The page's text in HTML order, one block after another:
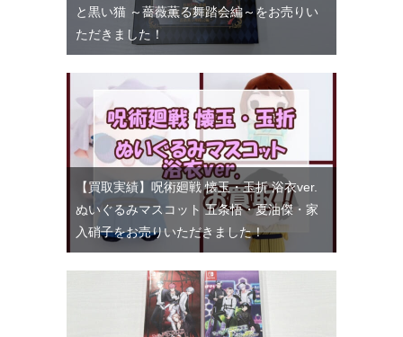
と黒い猫 ～薔薇薫る舞踏会編～をお売りい
ただきました！
【買取実績】呪術廻戦 懐玉・玉折 浴衣ver.
ぬいぐるみマスコット 五条悟・夏油傑・家
入硝子をお売りいただきました！